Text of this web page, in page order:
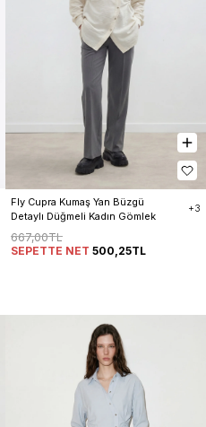
Fly Cupra Kumaş Yan Büzgü
Detaylı Düğmeli Kadın Gömlek
+3
667,00TL
SEPETTE NET 500,25TL